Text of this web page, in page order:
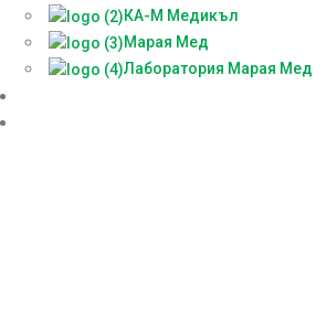
КА-М Медикъл
Марая Мед
Лаборатория Марая Мед